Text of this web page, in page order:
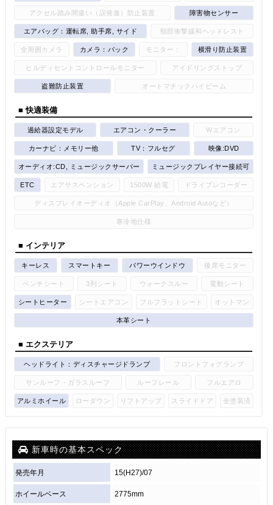
アクセル踏み間違い（誤発進）防止装置 障害物センサー
エアバッグ：運転席, 助手席, サイド 頸部衝撃緩和ヘッドレスト
全周囲カメラ カメラ：バック モニター： 横滑り防止装置
ヒルディセントコントロールモニター アイドリングストップ
盗難防止装置 オートマチックハイビーム
■ 快適装備
過給器設定モデル エアコン・クーラー Wエアコン
カーナビ：メモリー他 TV：フルセグ 映像:DVD
オーディオ:CD, ミュージックサーバー ミュージックプレイヤー接続可
ETC エアサスペンション 1500W 給電 ドライブレコーダー
ディスプレイオーディオ（Apple CarPlay、Android Autoなど）
寒冷地仕様
■ インテリア
キーレス スマートキー パワーウインドウ 後席モニター
ベンチシート 3列シート ウォークスルー 電動シート
シートヒーター シートエアコン フルフラットシート オットマン
本革シート
■ エクステリア
ヘッドライト：ディスチャージドランプ フロントフォグランプ
サンルーフ・ガラスルーフ ルーフレール フルエアロ
アルミホイール ローダウン リフトアップ スライドドア 全塗装済
新車時の基本スペック
発売年月 15(H27)/07
ホイールベース 2775mm